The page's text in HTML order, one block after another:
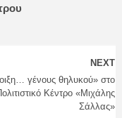
NEXT
γένους θηλυκού» στο
Κέντρο «Μιχάλης
Σάλλας»